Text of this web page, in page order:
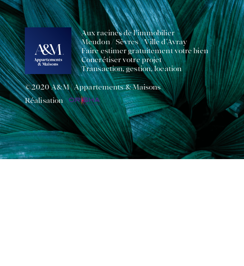
Aux racines de l'immobilier
Meudon / Sèvres / Ville d'Avray
Faire estimer gratuitement votre bien
Concrétiser votre projet
Transaction, gestion, location
©2020 A&M | Appartements & Maisons
Réalisation